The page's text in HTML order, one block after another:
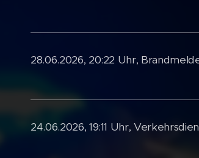
28.06.2026, 20:22 Uhr,
24.06.2026, 19:11 Uhr,